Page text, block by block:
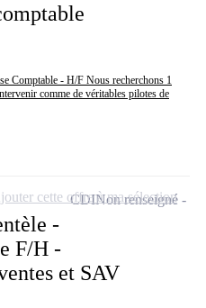
Comptable - H/F Nous recherchons 1
comme de véritables pilotes de
-
F/H -
et SAV
CDINon renseigné
cette offre à ma sélection